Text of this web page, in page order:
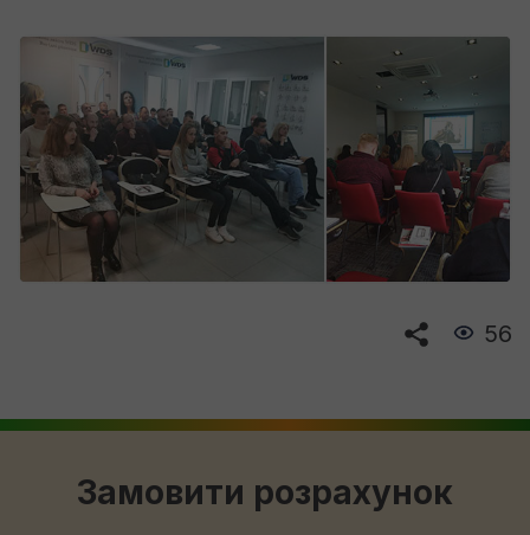
56
Замовити розрахунок